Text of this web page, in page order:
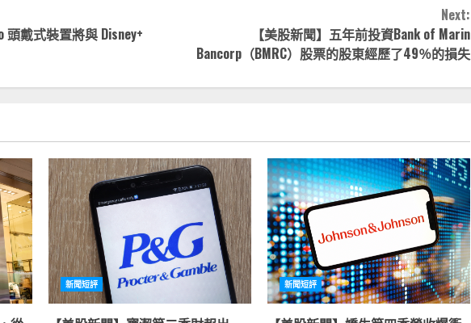
頭戴式裝置將與 Disney+
Next:
【美股新聞】五年前投資Bank of Marin
Bancorp（BMRC）股票的股東經歷了49％的損失
新聞短評 新聞短評